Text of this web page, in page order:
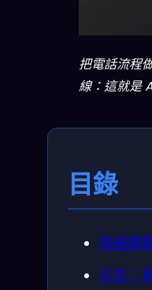
把電話流程
線：這就是
目錄
快速精
引言：